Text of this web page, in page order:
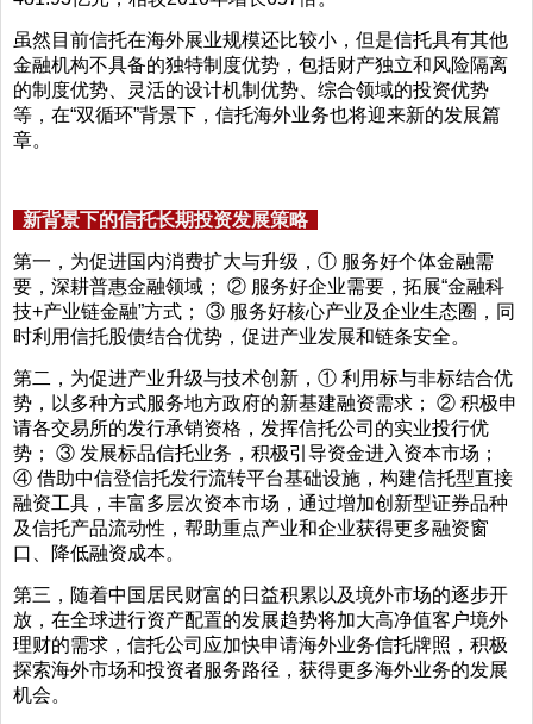
虽然目前信托在海外展业规模还比较小，但是信托具有其他
金融机构不具备的独特制度优势，包括财产独立和风险隔离
的制度优势、灵活的设计机制优势、综合领域的投资优势
等，在“双循环”背景下，信托海外业务也将迎来新的发展篇
章。
新背景下的信托长期投资发展策略
第一，为促进国内消费扩大与升级，① 服务好个体金融需
要，深耕普惠金融领域； ② 服务好企业需要，拓展“金融科
技+产业链金融”方式； ③ 服务好核心产业及企业生态圈，同
时利用信托股债结合优势，促进产业发展和链条安全。
第二，为促进产业升级与技术创新，① 利用标与非标结合优
势，以多种方式服务地方政府的新基建融资需求； ② 积极申
请各交易所的发行承销资格，发挥信托公司的实业投行优
势； ③ 发展标品信托业务，积极引导资金进入资本市场；
④ 借助中信登信托发行流转平台基础设施，构建信托型直接
融资工具，丰富多层次资本市场，通过增加创新型证券品种
及信托产品流动性，帮助重点产业和企业获得更多融资窗
口、降低融资成本。
第三，随着中国居民财富的日益积累以及境外市场的逐步开
放，在全球进行资产配置的发展趋势将加大高净值客户境外
理财的需求，信托公司应加快申请海外业务信托牌照，积极
探索海外市场和投资者服务路径，获得更多海外业务的发展
机会。